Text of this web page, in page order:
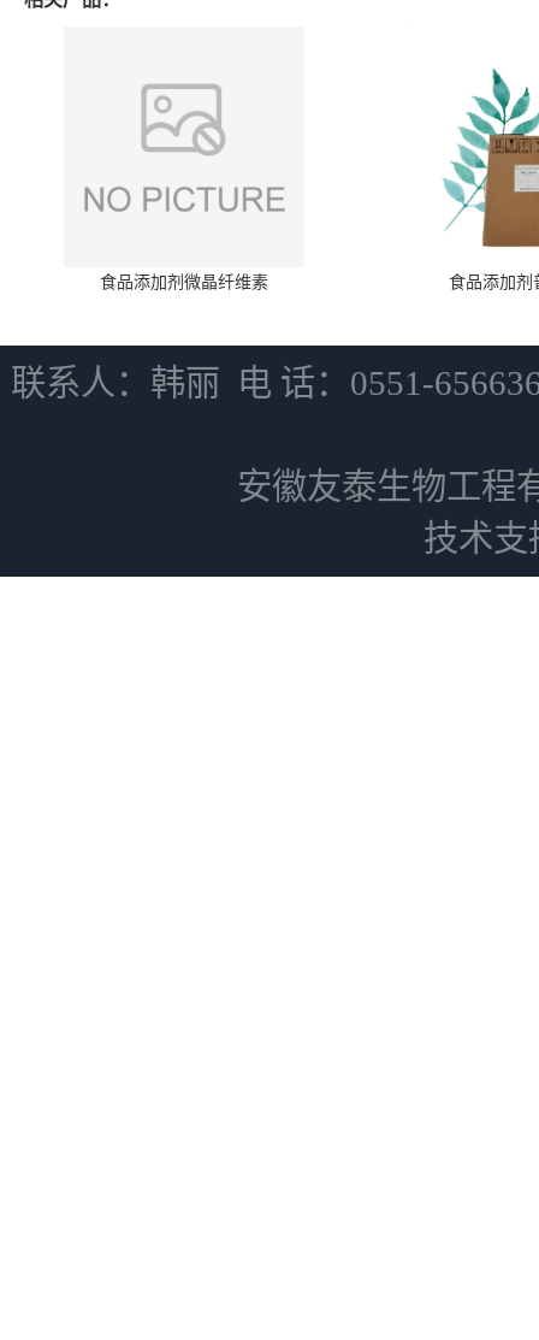
食品添加剂微晶纤维素 食品添加剂
联系人：韩丽 电 话：0551-
安徽友泰生物工程
技术